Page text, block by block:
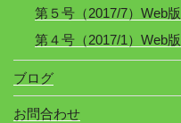
第５号（2017/7）Web版
第４号（2017/1）Web版
ブログ
お問合わせ